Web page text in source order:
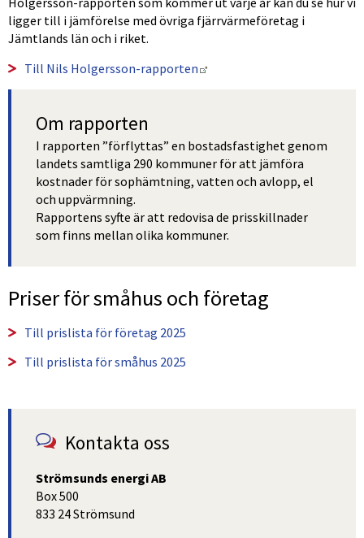
ligger till i jämförelse med övriga fjärrvärmeföretag i
Jämtlands län och i riket.
Till Nils Holgersson-rapporten
Om rapporten
I rapporten ”förflyttas” en bostadsfastighet genom
landets samtliga 290 kommuner för att jämföra
kostnader för sophämtning, vatten och avlopp, el
och uppvärmning.
Rapportens syfte är att redovisa de prisskillnader
som finns mellan olika kommuner.
Priser för småhus och företag
Till prislista för företag 2025
Till prislista för småhus 2025
Kontakta oss
Strömsunds energi AB
Box 500
833 24 Strömsund